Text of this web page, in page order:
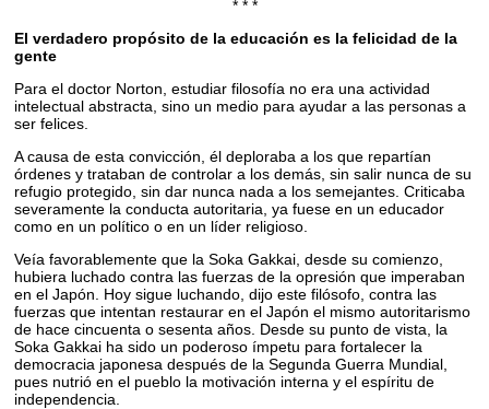
* * *
El verdadero propósito de la educación es la felicidad de la
gente
Para el doctor Norton, estudiar filosofía no era una actividad
intelectual abstracta, sino un medio para ayudar a las personas a
ser felices.
A causa de esta convicción, él deploraba a los que repartían
órdenes y trataban de controlar a los demás, sin salir nunca de su
refugio protegido, sin dar nunca nada a los semejantes. Criticaba
severamente la conducta autoritaria, ya fuese en un educador
como en un político o en un líder religioso.
Veía favorablemente que la Soka Gakkai, desde su comienzo,
hubiera luchado contra las fuerzas de la opresión que imperaban
en el Japón. Hoy sigue luchando, dijo este filósofo, contra las
fuerzas que intentan restaurar en el Japón el mismo autoritarismo
de hace cincuenta o sesenta años. Desde su punto de vista, la
Soka Gakkai ha sido un poderoso ímpetu para fortalecer la
democracia japonesa después de la Segunda Guerra Mundial,
pues nutrió en el pueblo la motivación interna y el espíritu de
independencia.